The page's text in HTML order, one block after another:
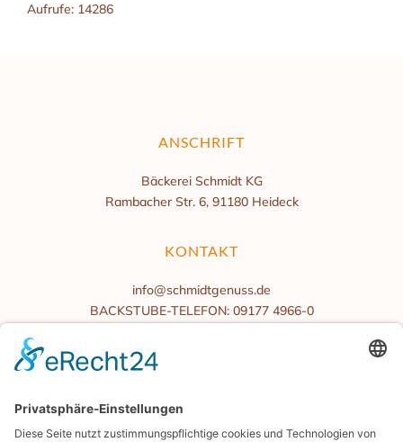
Aufrufe: 14286
ANSCHRIFT
Bäckerei Schmidt KG
Rambacher Str. 6, 91180 Heideck
KONTAKT
info@schmidtgenuss.de
BACKSTUBE-TELEFON: 09177 4966-0
BÜROZEITEN
Samstag/Sonntag geschlossen